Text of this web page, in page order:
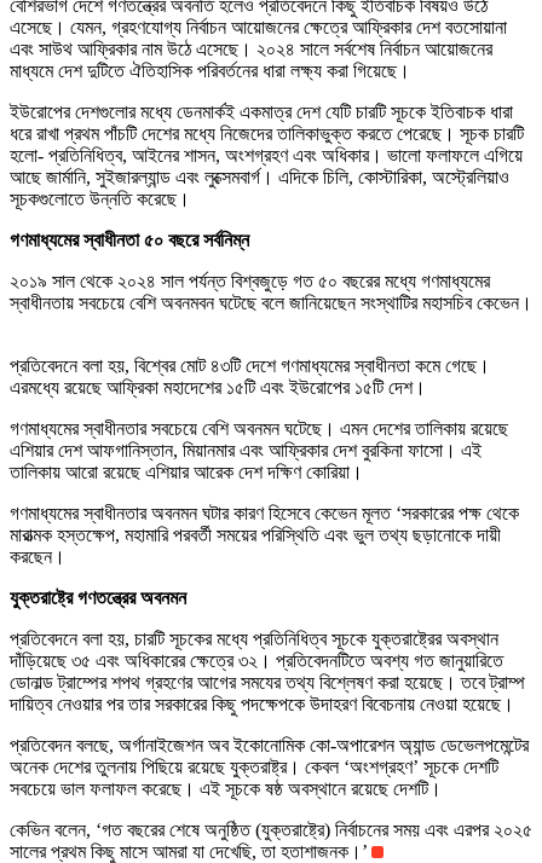
বেশিরভাগ দেশে গণতন্ত্রের অবনতি হলেও প্রতিবেদনে কিছু ইতিবাচক বিষয়ও উঠে
এসেছে। যেমন, গ্রহণযোগ্য নির্বাচন আয়োজনের ক্ষেত্রে আফ্রিকার দেশ বতসোয়ানা
এবং সাউথ আফ্রিকার নাম উঠে এসেছে। ২০২৪ সালে সর্বশেষ নির্বাচন আয়োজনের
মাধ্যমে দেশ দুটিতে ঐতিহাসিক পরিবর্তনের ধারা লক্ষ্য করা গিয়েছে।
ইউরোপের দেশগুলোর মধ্যে ডেনমার্কই একমাত্র দেশ যেটি চারটি সূচকে ইতিবাচক ধারা
ধরে রাখা প্রথম পাঁচটি দেশের মধ্যে নিজেদের তালিকাভুক্ত করতে পেরেছে। সূচক চারটি
হলো- প্রতিনিধিত্ব, আইনের শাসন, অংশগ্রহণ এবং অধিকার। ভালো ফলাফলে এগিয়ে
আছে জার্মানি, সুইজারল্যান্ড এবং লুক্সেমবার্গ। এদিকে চিলি, কোস্টারিকা, অস্ট্রেলিয়াও
সূচকগুলোতে উন্নতি করেছে।
গণমাধ্যমের স্বাধীনতা ৫০ বছরে সর্বনিম্ন
২০১৯ সাল থেকে ২০২৪ সাল পর্যন্ত বিশ্বজুড়ে গত ৫০ বছরের মধ্যে গণমাধ্যমের
স্বাধীনতায় সবচেয়ে বেশি অবনমবন ঘটেছে বলে জানিয়েছেন সংস্থাটির মহাসচিব কেভেন।
প্রতিবেদনে বলা হয়, বিশ্বের মোট ৪৩টি দেশে গণমাধ্যমের স্বাধীনতা কমে গেছে।
এরমধ্যে রয়েছে আফ্রিকা মহাদেশের ১৫টি এবং ইউরোপের ১৫টি দেশ।
গণমাধ্যমের স্বাধীনতার সবচেয়ে বেশি অবনমন ঘটেছে। এমন দেশের তালিকায় রয়েছে
এশিয়ার দেশ আফগানিস্তান, মিয়ানমার এবং আফ্রিকার দেশ বুরকিনা ফাসো। এই
তালিকায় আরো রয়েছে এশিয়ার আরেক দেশ দক্ষিণ কোরিয়া।
গণমাধ্যমের স্বাধীনতার অবনমন ঘটার কারণ হিসেবে কেভেন মূলত ‘সরকারের পক্ষ থেকে
মারাত্মক হস্তক্ষেপ, মহামারি পরবর্তী সময়ের পরিস্থিতি এবং ভুল তথ্য ছড়ানোকে দায়ী
করছেন।
যুক্তরাষ্ট্রে গণতন্ত্রের অবনমন
প্রতিবেদনে বলা হয়, চারটি সূচকের মধ্যে প্রতিনিধিত্ব সূচকে যুক্তরাষ্ট্রের অবস্থান
দাঁড়িয়েছে ৩৫ এবং অধিকারের ক্ষেত্রে ৩২। প্রতিবেদনটিতে অবশ্য গত জানুয়ারিতে
ডোনাল্ড ট্রাম্পের শপথ গ্রহণের আগের সমযের তথ্য বিশ্লেষণ করা হয়েছে। তবে ট্রাম্প
দায়িত্ব নেওয়ার পর তার সরকারের কিছু পদক্ষেপকে উদাহরণ বিবেচনায় নেওয়া হয়েছে।
প্রতিবেদন বলছে, অর্গানাইজেশন অব ইকোনোমিক কো-অপারেশন অ্যান্ড ডেভেলপমেন্টের
অনেক দেশের তুলনায় পিছিয়ে রয়েছে যুক্তরাষ্ট্র। কেবল ‘অংশগ্রহণ’ সূচকে দেশটি
সবচেয়ে ভাল ফলাফল করেছে। এই সূচকে ষষ্ঠ অবস্থানে রয়েছে দেশটি।
কেভিন বলেন, ‘গত বছরের শেষে অনুষ্ঠিত (যুক্তরাষ্ট্রে) নির্বাচনের সময় এবং এরপর ২০২৫
সালের প্রথম কিছু মাসে আমরা যা দেখেছি, তা হতাশাজনক।’